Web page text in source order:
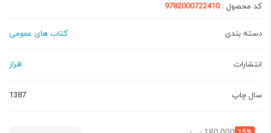
کد محصول :9782000722410
دسته بندی کتاب های عمومی
انتشارات افراز
سال چاپ 1387